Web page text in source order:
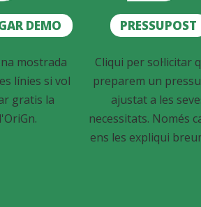
DEMO PRESSUPOST
mostrada
línies si vol
gratis la
Cliqui per sol·licitar
preparem un
ajustat a les
necessitats. Només
ens les expliqui